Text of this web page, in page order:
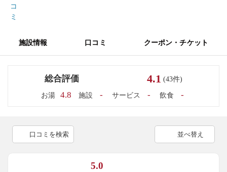
コ
ミ
施設情報 口コミ クーポン・チケット
総合評価 4.1 (43件)
お湯 4.8 施設 - サービス - 飲食 -
口コミを検索 並べ替え
5.0